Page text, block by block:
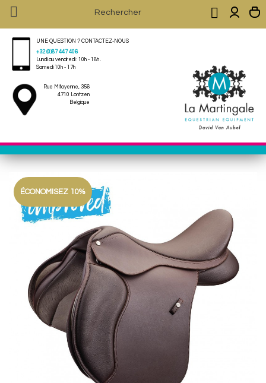
 
UNE QUESTION ? CONTACTEZ-NOUS
+32 (0)87 447 406
Lundi au vendredi : 10h - 18h .
Samedi 10h - 17h
Rue Mitoyenne, 356
4710 Lontzen
Belgique
ÉCONOMISEZ 10%